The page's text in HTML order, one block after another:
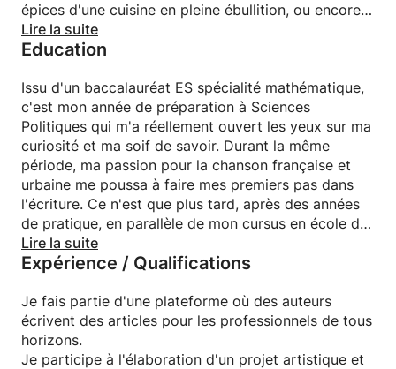
épices d'une cuisine en pleine ébullition, ou encore
les sons de ces musiques qui donnent des frissons
et apaisent le coeur. Ma soif d'authenticité prolonge
t'invite ici, cher lecteur, à me rejoindre pour devenir
l'écrivain de ta propre vie. Tout simplement.
Lire la suite
Education
Issu d'un baccalauréat ES spécialité mathématique,
c'est mon année de préparation à Sciences
Politiques qui m'a réellement ouvert les yeux sur ma
curiosité et ma soif de savoir. Durant la même
période, ma passion pour la chanson française et
urbaine me poussa à faire mes premiers pas dans
l'écriture. Ce n'est que plus tard, après des années
de pratique, en parallèle de mon cursus en école de
commerce internationale que je me forme au
domaine musicale. Certifié d'un premier cycle de
outils de coaching, de nombreux ateliers et
séminaires à gagner confiance en moi et en ma
pratique artistique, mais également me constituer
une caisse à outils pour aborder l'écriture sous
Lire la suite
Expérience / Qualifications
Je fais partie d'une plateforme où des auteurs
écrivent des articles pour les professionnels de tous
horizons.
Je participe à l'élaboration d'un projet artistique et